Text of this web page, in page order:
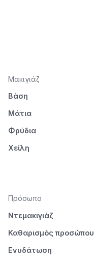
Μακιγιάζ
Βάση
Μάτια
Φρύδια
Χείλη
Πρόσωπο
Ντεμακιγιάζ
Καθαρισμός προσώπου
Ενυδάτωση